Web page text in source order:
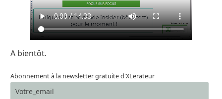
A bientôt.
Abonnement à la newsletter gratuite d'XLerateur